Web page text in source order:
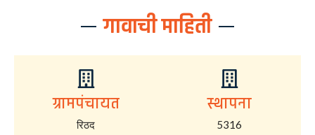
गावाची माहिती
ग्रामपंचायत
रिठद
स्थापना
5316